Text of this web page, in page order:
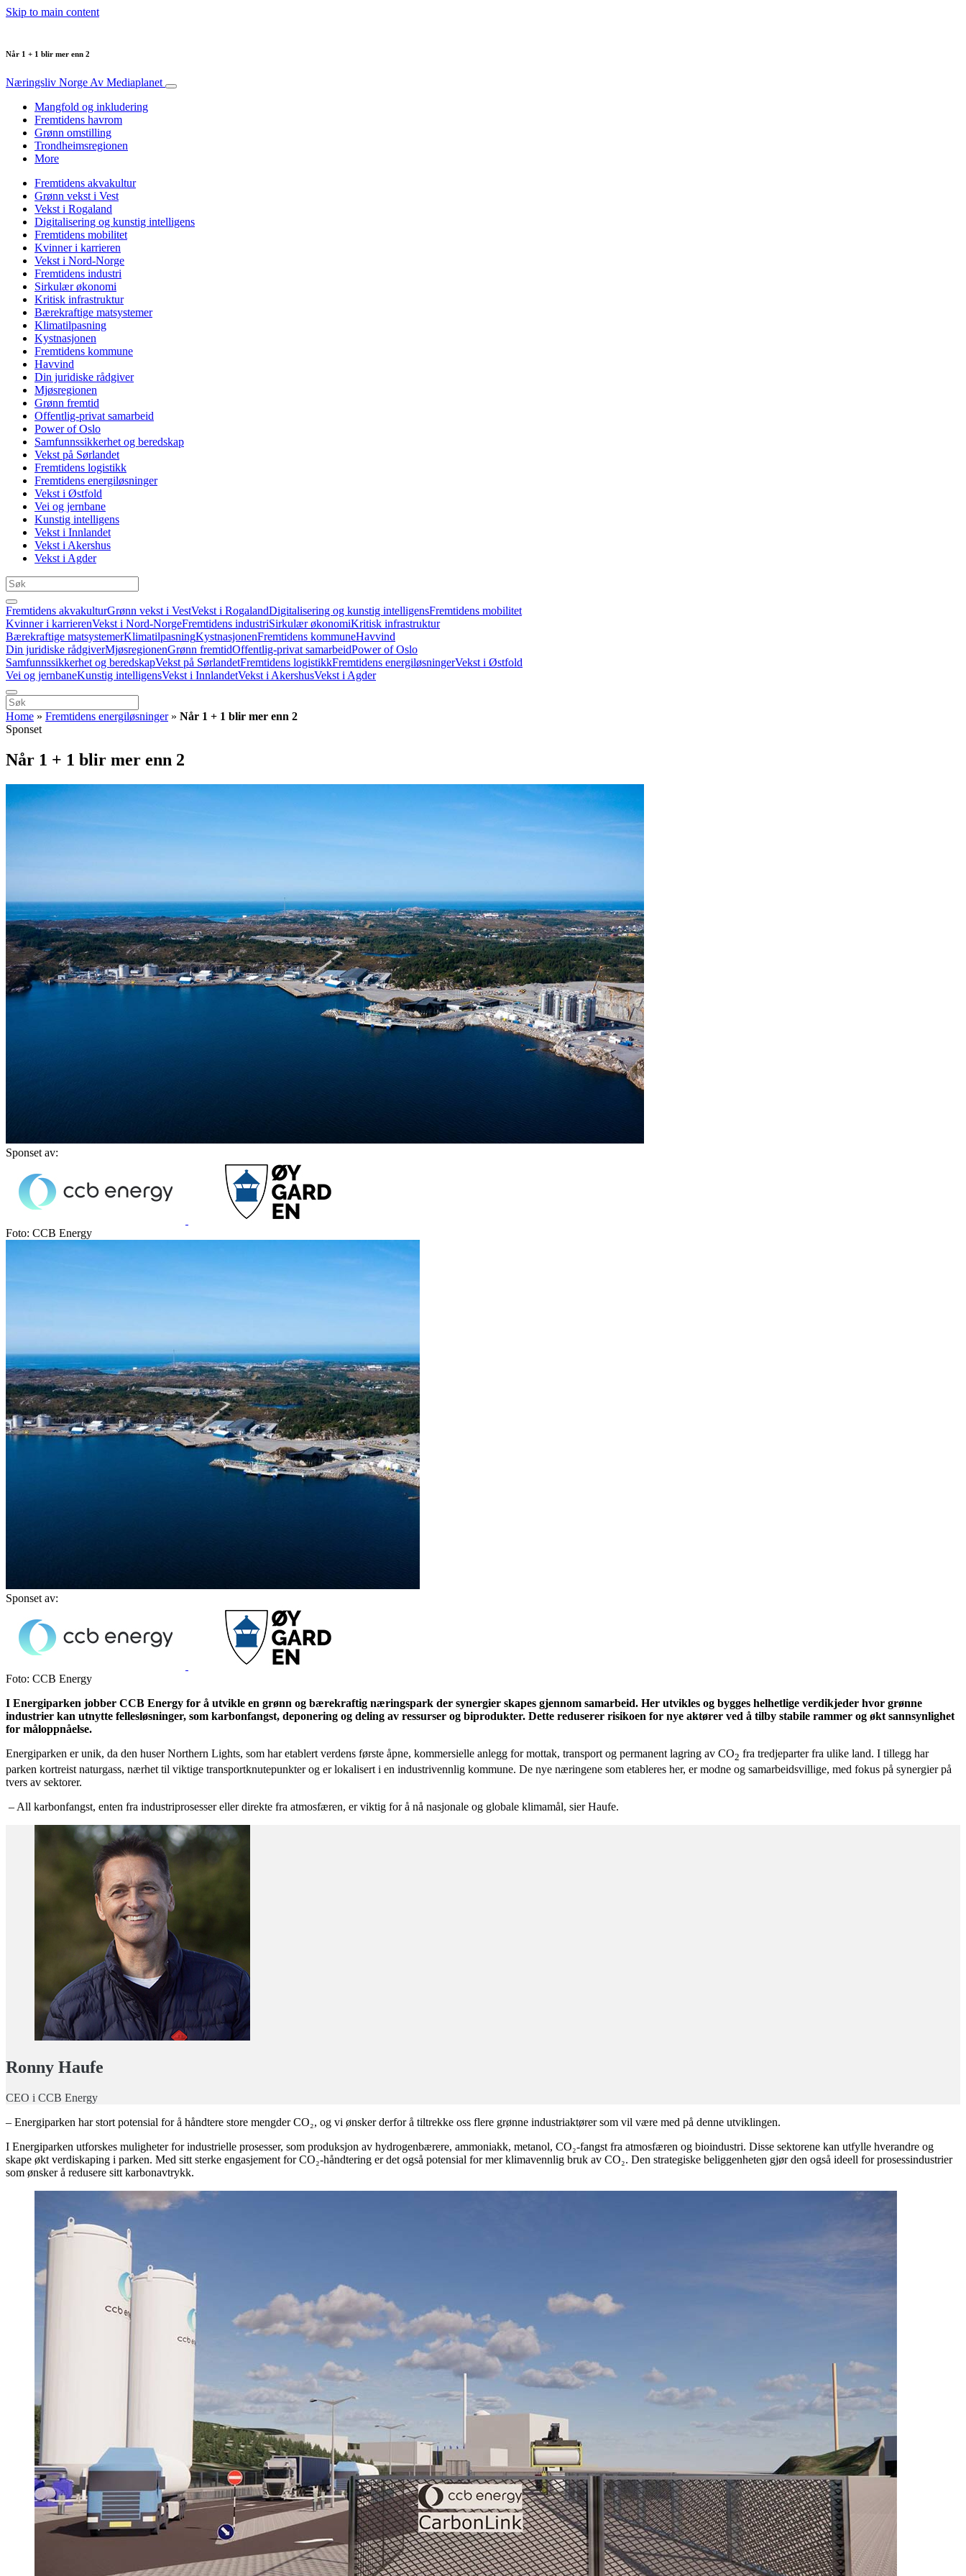
Skip to main content
Når 1 + 1 blir mer enn 2
Næringsliv Norge Av Mediaplanet
Mangfold og inkludering
Fremtidens havrom
Grønn omstilling
Trondheimsregionen
More
Fremtidens akvakultur
Grønn vekst i Vest
Vekst i Rogaland
Digitalisering og kunstig intelligens
Fremtidens mobilitet
Kvinner i karrieren
Vekst i Nord-Norge
Fremtidens industri
Sirkulær økonomi
Kritisk infrastruktur
Bærekraftige matsystemer
Klimatilpasning
Kystnasjonen
Fremtidens kommune
Havvind
Din juridiske rådgiver
Mjøsregionen
Grønn fremtid
Offentlig-privat samarbeid
Power of Oslo
Samfunnssikkerhet og beredskap
Vekst på Sørlandet
Fremtidens logistikk
Fremtidens energiløsninger
Vekst i Østfold
Vei og jernbane
Kunstig intelligens
Vekst i Innlandet
Vekst i Akershus
Vekst i Agder
Fremtidens akvakulturGrønn vekst i VestVekst i RogalandDigitalisering og kunstig intelligensFremtidens mobilitet
Kvinner i karrierenVekst i Nord-NorgeFremtidens industriSirkulær økonomiKritisk infrastruktur
Bærekraftige matsystemerKlimatilpasningKystnasjonenFremtidens kommuneHavvind
Din juridiske rådgiverMjøsregionenGrønn fremtidOffentlig-privat samarbeidPower of Oslo
Samfunnssikkerhet og beredskapVekst på SørlandetFremtidens logistikkFremtidens energiløsningerVekst i Østfold
Vei og jernbaneKunstig intelligensVekst i InnlandetVekst i AkershusVekst i Agder
Home » Fremtidens energiløsninger» Når 1 + 1 blir mer enn 2
Sponset
Når 1 + 1 blir mer enn 2
Sponset av:
Foto: CCB Energy
Sponset av:
Foto: CCB Energy
I Energiparken jobber CCB Energy for å utvikle en grønn og bærekraftig næringspark der synergier skapes gjennom samarbeid. Her utvikles og bygges helhetlige verdikjeder hvor grønne
industrier kan utnytte fellesløsninger, som karbonfangst, deponering og deling av ressurser og biprodukter. Dette reduserer risikoen for nye aktører ved å tilby stabile rammer og økt sannsynlighet
for måloppnåelse.
Energiparken er unik, da den huser Northern Lights, som har etablert verdens første åpne, kommersielle anlegg for mottak, transport og permanent lagring av CO2 fra tredjeparter fra ulike land. I tillegg har
parken kortreist naturgass, nærhet til viktige transportknutepunkter og er lokalisert i en industrivennlig kommune. De nye næringene som etableres her, er modne og samarbeidsvillige, med fokus på synergier på
tvers av sektorer.
– All karbonfangst, enten fra industriprosesser eller direkte fra atmosfæren, er viktig for å nå nasjonale og globale klimamål, sier Haufe.
Ronny Haufe
CEO i CCB Energy
– Energiparken har stort potensial for å håndtere store mengder CO₂, og vi ønsker derfor å tiltrekke oss flere grønne industriaktører som vil være med på denne utviklingen.
I Energiparken utforskes muligheter for industrielle prosesser, som produksjon av hydrogenbærere, ammoniakk, metanol, CO₂-fangst fra atmosfæren og bioindustri. Disse sektorene kan utfylle hverandre og
skape økt verdiskaping i parken. Med sitt sterke engasjement for CO₂-håndtering er det også potensial for mer klimavennlig bruk av CO₂. Den strategiske beliggenheten gjør den også ideell for prosessindustrier
som ønsker å redusere sitt karbonavtrykk.